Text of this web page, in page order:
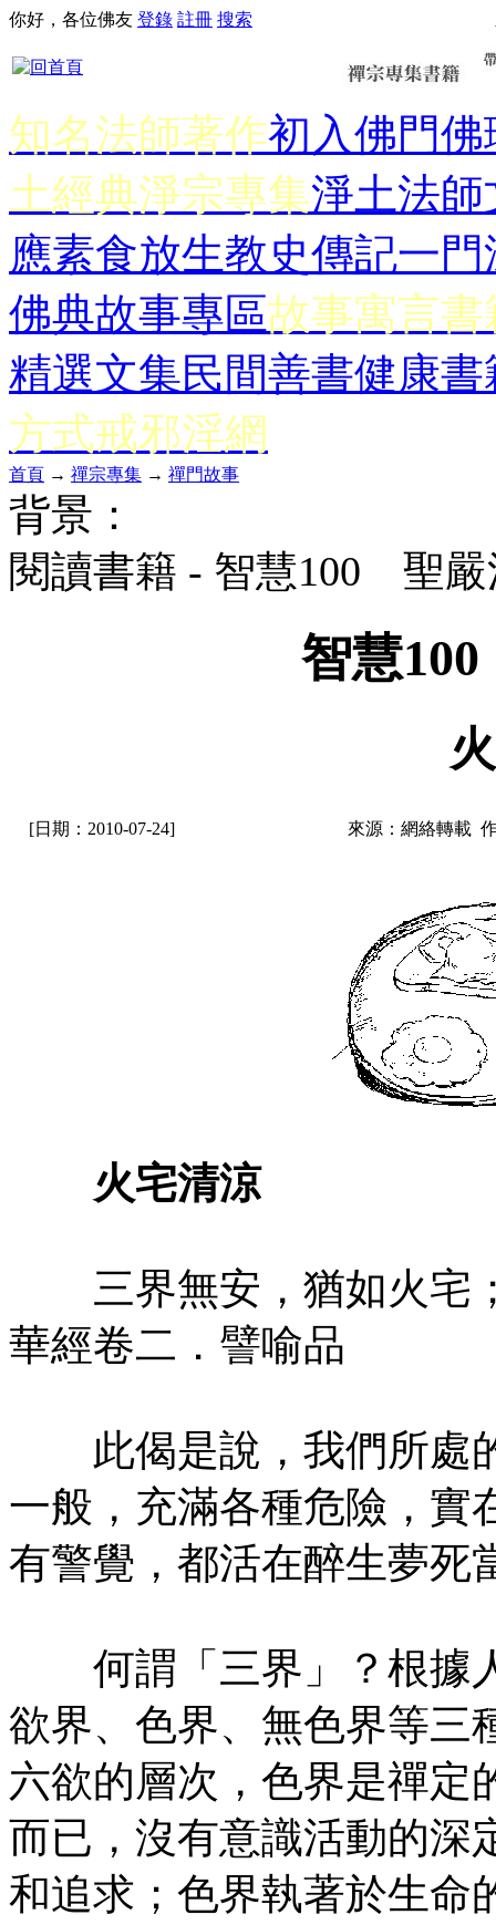
你好，各位佛友 登錄 註冊 搜索
知名法師著作初入佛門佛
土經典淨宗專集淨土法師
應素食放生教史傳記一門
佛典故事專區故事寓言書
精選文集民間善書健康書
方式戒邪淫網
首頁 → 禪宗專集 → 禪門故事
背景：
閱讀書籍 - 智慧100 聖嚴
智慧
[日期：2010-07-24] 來源：網絡轉載
火宅清涼
三界無安，猶如火宅
華經卷二．譬喻品
此偈是說，我們所處
一般，充滿各種危險，實
有警覺，都活在醉生夢死
何謂「三界」？根據
欲界、色界、無色界等三
六欲的層次，色界是禪定
而已，沒有意識活動的深
和追求；色界執著於生命